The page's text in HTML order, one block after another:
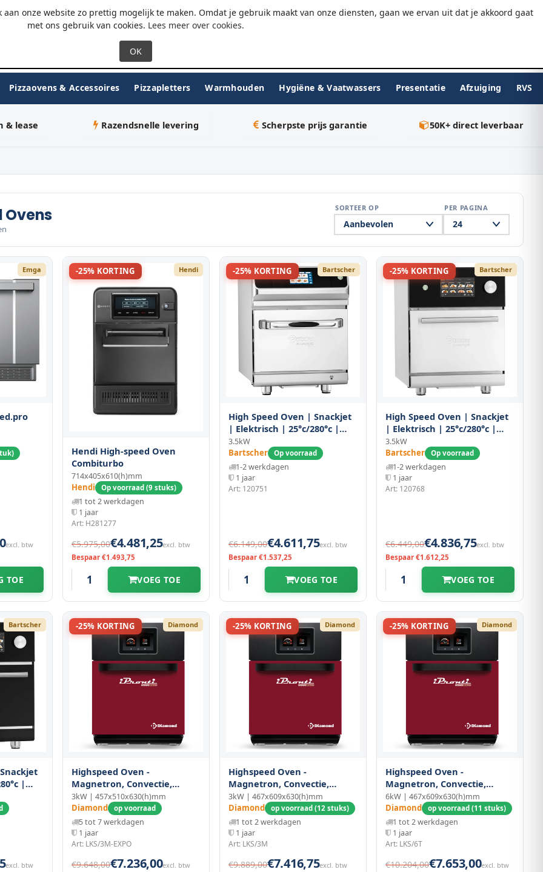
onze website zo prettig mogelijk te maken. Omdat je gebruik maakt van onze diensten, gaan we ervan uit dat je akkoord gaat
met ons gebruik van cookies. Lees meer over cookies.
- 18:00 WhatsApp ★★★★★9.7/10WebwinkelKeur Gratis verzending v.a. €75
Pizzaovens & Accessoires Pizzapletters Warmhouden Hygiëne & Vaatwassers Presentatie Afzuiging RVS
& lease Razendsnelle levering Scherpste prijs garantie 50K+ direct leverbaar
Ovens SORTEER OP PER PAGINA
Emga
excl. btw
TOE
-25% KORTING Hendi
Hendi High-speed Oven
Combiturbo
714x405x610(h)mm
Hendi Op voorraad (9 stuks)
1 tot 2 werkdagen
1 jaar
Art: H281277
€5.975,00€4.481,25excl. btw
Bespaar €1.493,75
VOEG TOE
-25% KORTING Bartscher
High Speed Oven | Snackjet
| Elektrisch | 25°c/280°c |
Hetelucht + Magnetron |
3.5kw (230v) | Touchscreen +
Usb | 460x670x615(h)mm
3.5kW
Bartscher Op voorraad
1-2 werkdagen
1 jaar
Art: 120751
€6.149,00€4.611,75excl. btw
Bespaar €1.537,25
VOEG TOE
-25% KORTING Bartscher
High Speed Oven | Snackjet
| Elektrisch | 25°c/280°c |
Hetelucht + Magnetron |
3.5kw (230v) | Touchscreen +
Usb | 465x675x615(h)mm
3.5kW
Bartscher Op voorraad
1-2 werkdagen
1 jaar
Art: 120768
€6.449,00€4.836,75excl. btw
Bespaar €1.612,25
VOEG TOE
Bartscher
|
|
+
excl. btw
-25% KORTING Diamond
Highspeed Oven -
Magnetron, Convectie,
Combi.
3kW | 457x510x630(h)mm
Diamond op voorraad
5 tot 7 werkdagen
1 jaar
Art: LKS/3M-EXPO
€9.648,00€7.236,00excl. btw
-25% KORTING Diamond
Highspeed Oven -
Magnetron, Convectie,
Combi.
3kW | 467x609x630(h)mm
Diamond op voorraad (12 stuks)
1 tot 2 werkdagen
1 jaar
Art: LKS/3M
€9.889,00€7.416,75excl. btw
-25% KORTING Diamond
Highspeed Oven -
Magnetron, Convectie,
Combi.
6kW | 467x609x630(h)mm
Diamond op voorraad (11 stuks)
1 tot 2 werkdagen
1 jaar
Art: LKS/6T
€10.204,00€7.653,00excl. btw